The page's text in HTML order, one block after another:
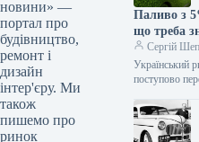
новини» —
портал про
будівництво,
ремонт і
дизайн
інтер'єру. Ми
також
пишемо про
ринок
Паливо з
що треба
липня
Сергій
Український
поступово
Україні
оновлені